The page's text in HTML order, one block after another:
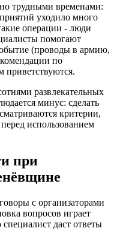
трудными временами:
уходило много
операции - люди
помогают
(проводы в армию,
по
приветствуются.
развлекательных
минус: сделать
критерии,
использованием
при
с организаторами
вопросов играет
даст ответы